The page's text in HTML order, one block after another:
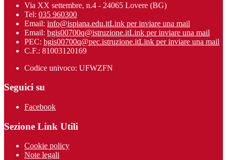
Via XX settembre, n.4 - 24065 Lovere (BG)
Tel: 035 960300
Email: info@ispiana.edu.itLink per inviare una mail
Email: bgis00700q@istruzione.itLink per inviare una mail
PEC: bgis00700q@pec.istruzione.itLink per inviare una mail
C.F.: 81003120169
Codice univoco: UFWZFN
Seguici su
Facebook
Sezione Link Utili
Cookie policy
Note legali